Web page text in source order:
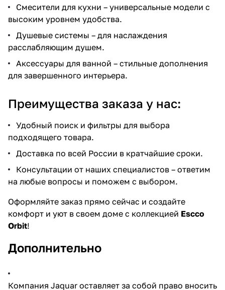
Смесители для кухни – универсальные модели с
высоким уровнем удобства.
Душевые системы – для наслаждения
расслабляющим душем.
Аксессуары для ванной – стильные дополнения
для завершенного интерьера.
Преимущества заказа у нас:
Удобный поиск и фильтры для выбора
подходящего товара.
Доставка по всей России в кратчайшие сроки.
Консультации от наших специалистов – ответим
на любые вопросы и поможем с выбором.
Оформляйте заказ прямо сейчас и создайте
комфорт и уют в своем доме с коллекцией Escco
Orbit!
Дополнительно
Компания Jaquar оставляет за собой право вносить